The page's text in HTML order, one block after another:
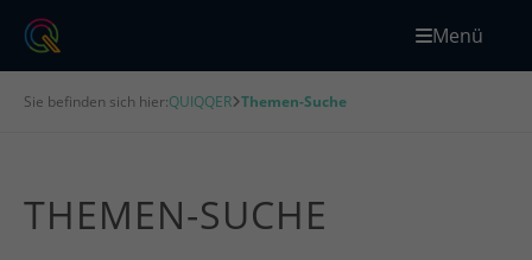
Menü
Sie befinden sich hier:QUIQQER Themen-Suche
THEMEN-SUCHE